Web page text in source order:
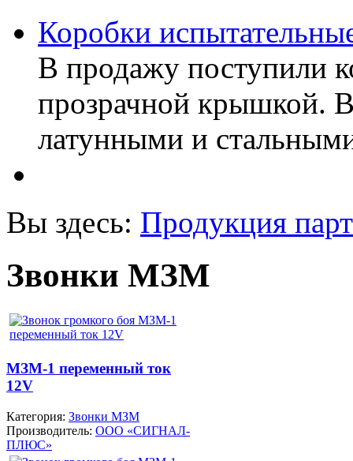
Коробки
В продажу поступили
прозрачной крышкой.
латунными и
Вы здесь: Продукция
Звонки МЗМ
МЗМ-1 переменный ток
12V
Категория: Звонки МЗМ
Производитель: ООО «СИГНАЛ-
ПЛЮС»